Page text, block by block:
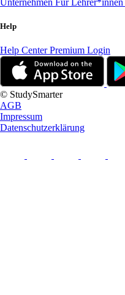
Unternehmen Für Lehrer*innen
Help
Help CenterPremium Login
© StudySmarter
AGB
Impressum
Datenschutzerklärung